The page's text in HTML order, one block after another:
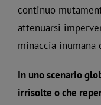
continuo
attenuarsi
minaccia inumana
In uno scenario
irrisolte o che